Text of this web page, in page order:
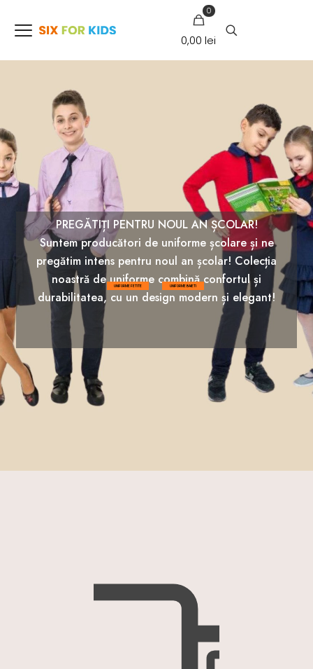
0
0,00 lei
UNIFORME FETITE
PREGĂTIȚI PENTRU NOUL AN ȘCOLAR!
Suntem producători de uniforme școlare și ne
pregătim intens pentru noul an școlar! Colecția
noastră de uniforme combină confortul și
durabilitatea, cu un design modern și elegant!
UNIFORME BAIETI